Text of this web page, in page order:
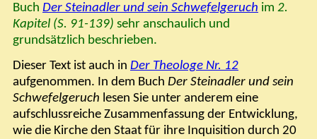
Buch Der Steinadler und sein Schwefelgeruch im 2.
Kapitel (S. 91-139) sehr anschaulich und
grundsätzlich beschrieben.
Dieser Text ist auch in Der Theologe Nr. 12
aufgenommen. In dem Buch Der Steinadler und sein
Schwefelgeruch lesen Sie unter anderem eine
aufschlussreiche Zusammenfassung der Entwicklung,
wie die Kirche den Staat für ihre Inquisition durch 20